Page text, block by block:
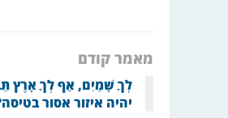
מאמר קודם
לְךָ שָׁמַיִם, אַף לְךָ אָרֶץ
יהיה איזור אסור